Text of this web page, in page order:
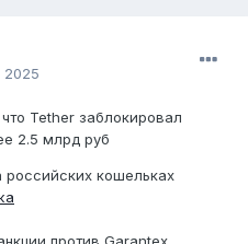
2025
Tether заблокировал
2.5 млрд руб
российских кошельках